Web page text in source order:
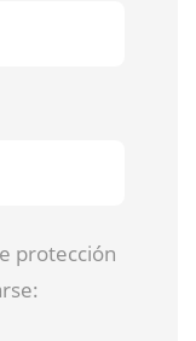
protección